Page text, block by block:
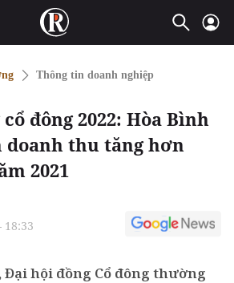
Thông tin doanh nghiệp
đông 2022: Hòa Bình
doanh thu tăng hơn
2021
18:33
Đại hội đồng Cổ đông thường